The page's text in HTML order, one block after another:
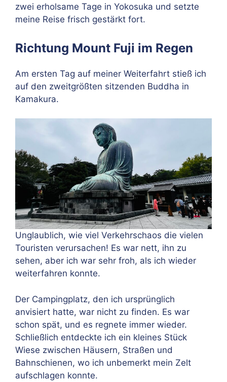
zwei erholsame Tage in Yokosuka und setzte
meine Reise frisch gestärkt fort.
Richtung Mount Fuji im Regen
Am ersten Tag auf meiner Weiterfahrt stieß ich
auf den zweitgrößten sitzenden Buddha in
Kamakura.
Unglaublich, wie viel Verkehrschaos die vielen
Touristen verursachen! Es war nett, ihn zu
sehen, aber ich war sehr froh, als ich wieder
weiterfahren konnte.
Der Campingplatz, den ich ursprünglich
anvisiert hatte, war nicht zu finden. Es war
schon spät, und es regnete immer wieder.
Schließlich entdeckte ich ein kleines Stück
Wiese zwischen Häusern, Straßen und
Bahnschienen, wo ich unbemerkt mein Zelt
aufschlagen konnte.